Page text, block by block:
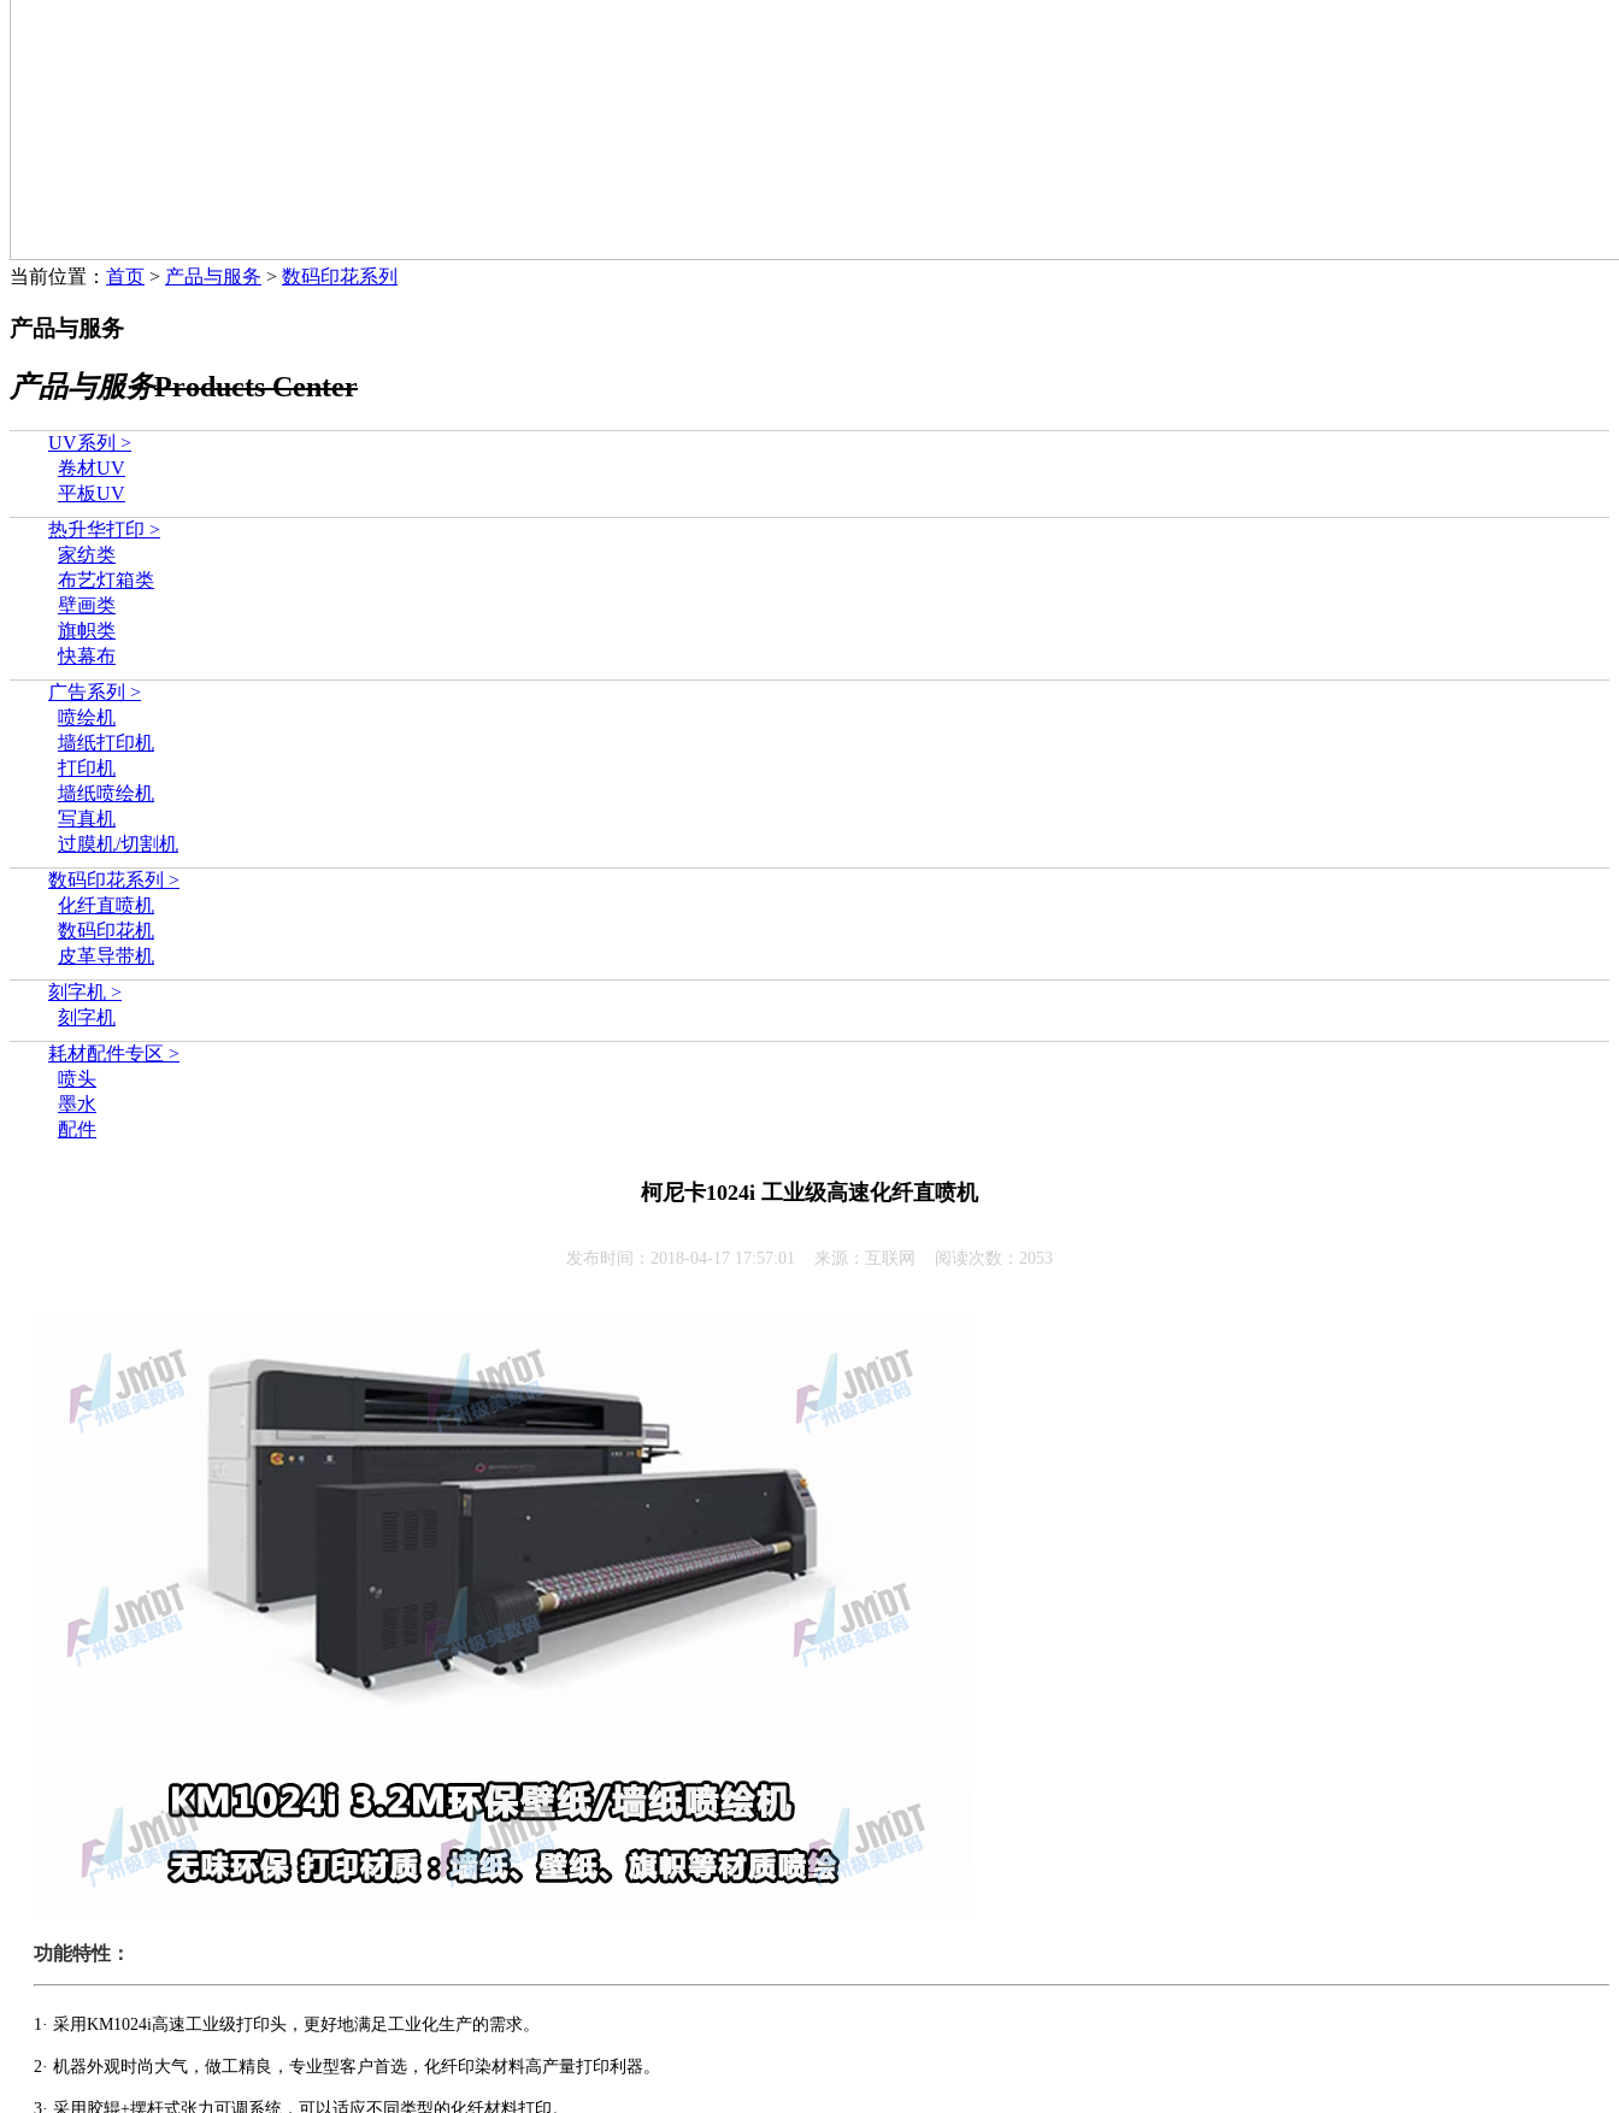
当前位置： 首页 > 产品与服务 > 数码印花系列
产品与服务
产品与服务Products Center
UV系列 >
卷材UV
平板UV
热升华打印 >
家纺类
布艺灯箱类
壁画类
旗帜类
快幕布
广告系列 >
喷绘机
墙纸打印机
打印机
墙纸喷绘机
写真机
过膜机/切割机
数码印花系列 >
化纤直喷机
数码印花机
皮革导带机
刻字机 >
刻字机
耗材配件专区 >
喷头
墨水
配件
柯尼卡1024i 工业级高速化纤直喷机
发布时间：2018-04-17 17:57:01 来源：互联网 阅读次数：2053
功能特性：
1· 采用KM1024i高速工业级打印头，更好地满足工业化生产的需求。
2· 机器外观时尚大气，做工精良，专业型客户首选，化纤印染材料高产量打印利器。
3· 采用胶辊+摆杆式张力可调系统，可以适应不同类型的化纤材料打印。